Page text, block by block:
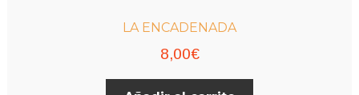
LA ENCADENADA
8,00€